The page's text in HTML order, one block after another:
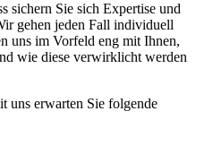
sichern Sie sich Expertise und
gehen jeden Fall individuell
uns im Vorfeld eng mit Ihnen,
wie diese verwirklicht werden
uns erwarten Sie folgende